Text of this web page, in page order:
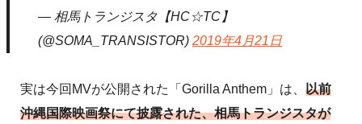
— 相馬トランジスタ【HC☆TC】
(@SOMA_TRANSISTOR)2019年4月21日
実は今回MVが公開された「Gorilla Anthem」は、 以前
沖縄国際映画祭にて披露された、相馬トランジスタが